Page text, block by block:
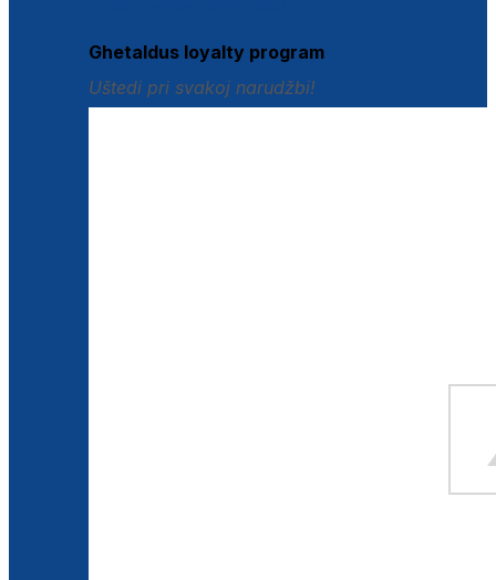
Ghetaldus loyalty program
Uštedi pri svakoj narudžbi!